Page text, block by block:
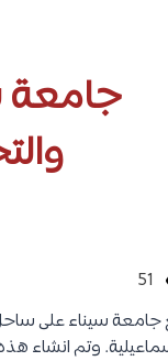
جامعة
51